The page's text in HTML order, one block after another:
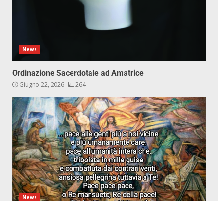
News
Ordinazione Sacerdotale ad Amatrice
Giugno 22, 2026 264
News